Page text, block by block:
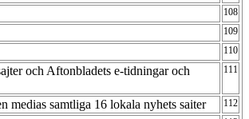
108
109
110
och Aftonbladets e-tidningar och
111
samtliga 16 lokala nyhets saiter 112